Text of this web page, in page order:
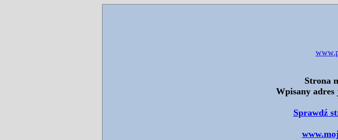
Strona
Wpisany adres
Sprawdź